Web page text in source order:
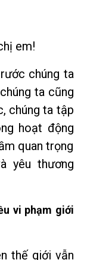
em!
chúng ta
ta cũng
chúng ta tập
hoạt động
quan trọng
yêu thương
vi phạm giới
thế giới vẫn